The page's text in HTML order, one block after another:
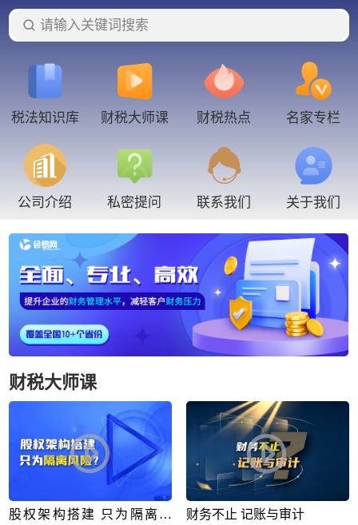
请输入关键词搜索
税法知识库 财税大师课 财税热点 名家专栏
公司介绍 私密提问 联系我们 关于我们
财税大师课
股权架构搭建 只为隔离风
财务不止 记账与审计